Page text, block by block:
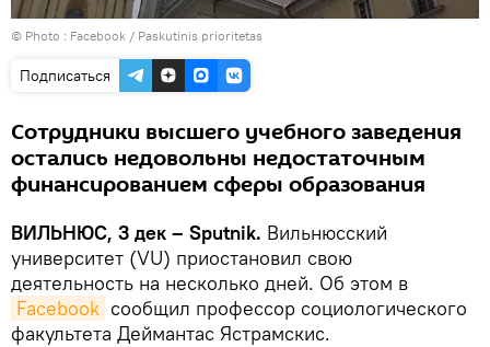
© Photo : Facebook / Paskutinis prioritetas
Подписаться
Сотрудники высшего учебного заведения
остались недовольны недостаточным
финансированием сферы образования
ВИЛЬНЮС, 3 дек – Sputnik. Вильнюсский
университет (VU) приостановил свою
деятельность на несколько дней. Об этом в
Facebook сообщил профессор социологического
факультета Деймантас Ястрамскис.